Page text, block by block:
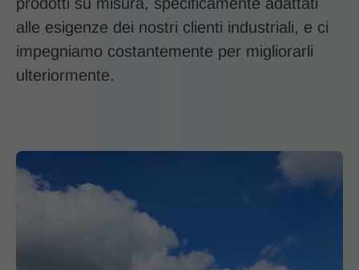
alle esigenze dei nostri clienti industriali, e ci
impegniamo costantemente per migliorarli
ulteriormente.